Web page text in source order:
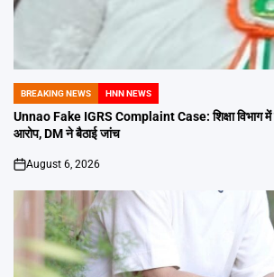
POSTED
IN
BREAKING NEWS HNN NEWS
Unnao Fake IGRS Complaint Case: शिक्षा विभाग
आरोप, DM ने बैठाई जांच
on
August 6, 2026